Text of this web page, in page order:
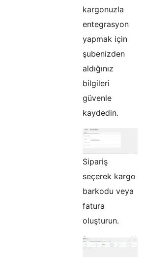
kargonuzla
entegrasyon
yapmak için
şubenizden
aldığınız
bilgileri
güvenle
kaydedin.
Sipariş
seçerek kargo
barkodu veya
fatura
oluşturun.